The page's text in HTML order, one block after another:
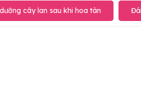
cây lan sau khi hoa tàn